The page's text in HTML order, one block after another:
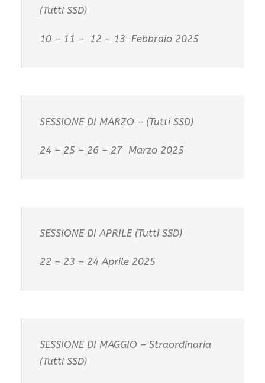
(Tutti SSD)
10 – 11 – 12 – 13 Febbraio 2025
SESSIONE DI MARZO – (Tutti SSD)
24 – 25 – 26 – 27 Marzo 2025
SESSIONE DI APRILE (Tutti SSD)
22 – 23 – 24 Aprile 2025
SESSIONE DI MAGGIO – Straordinaria
(Tutti SSD)